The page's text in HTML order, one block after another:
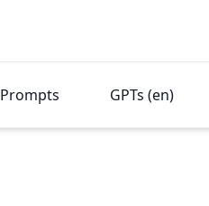
Prompts GPTs (en)